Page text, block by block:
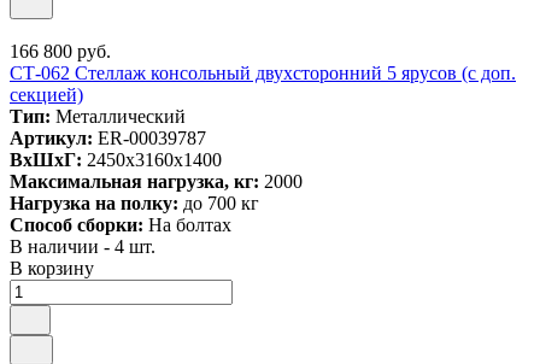
166 800 руб.
СТ-062 Стеллаж консольный двухсторонний 5 ярусов (с доп.
секцией)
Тип: Металлический
Артикул: ER-00039787
ВxШxГ: 2450x3160x1400
Максимальная нагрузка, кг: 2000
Нагрузка на полку: до 700 кг
Способ сборки: На болтах
В наличии - 4 шт.
В корзину